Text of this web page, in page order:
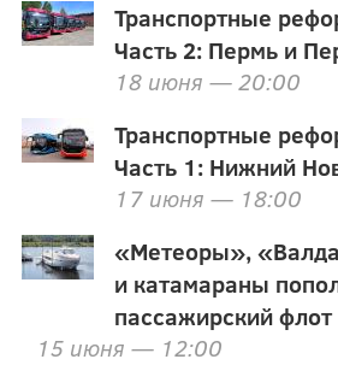
Транспортные
Часть 2: Пермь и
18 июня — 20:00
Транспортные
Часть 1: Нижний
17 июня — 18:00
«Метеоры»,
и катамараны
пассажирский флот
15 июня — 12:00